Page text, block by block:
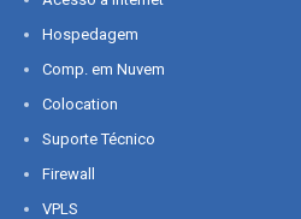
Hospedagem
Comp. em Nuvem
Colocation
Suporte Técnico
Firewall
VPLS